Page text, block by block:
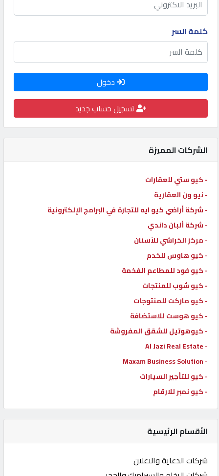
كيو
نمبر
كيو
كارز
كيو
الدليل
القطري
POWERED
QHOST
كلمة السر
دخول
تسجيل حساب جديد
الشركات المميزة
- كيو ستي للعقارات
- نيو ون العقارية
- شركة أراضي كيو ايه للتجارة في البرامج الإلكترونية
- شركة ألبان داندي
- مركز الخراشي للأسنان
- كيو هاوس للخدم
- كيو فود للمطاعم الفخمة
- كيو شوب للمنتجات
- كيو ماركت للمنتوجات
- كيو هوست للاستضافة
- كيوهوتيل للشقق المفروشة
- Al Jazi Real Estate
- Maxam Business Solution
- كيو للتأجير السيارات
- كيو نمبر للارقام
الأقسام الرئيسية
شركات الدعاية والاعلان